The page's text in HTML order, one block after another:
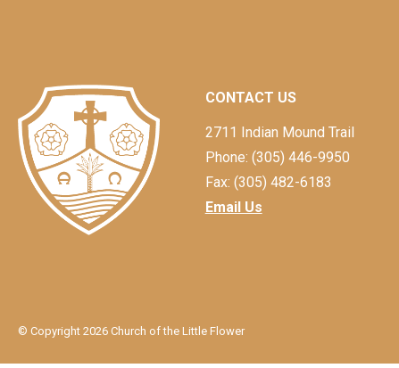
CONTACT US
2711 Indian Mound Trail
Phone: (305) 446-9950
Fax: (305) 482-6183
Email Us
© Copyright 2026 Church of the Little Flower